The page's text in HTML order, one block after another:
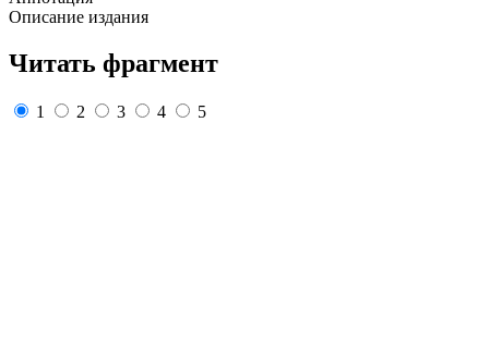
Описание издания
Читать фрагмент
1 2 3 4 5